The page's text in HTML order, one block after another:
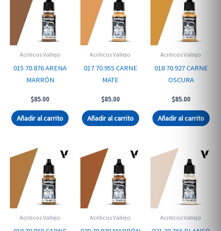
Acrilicos Vallejo
015 70.876 ARENA
MARRÓN
$85.00
Añadir al carrito
Acrilicos Vallejo
017 70.955 CARNE
MATE
$85.00
Añadir al carrito
Acrilicos Vallejo
018 70.927 CARNE
OSCURA
$85.00
Añadir al carrito
Acrilicos Vallejo Acrilicos Vallejo Acrilicos Vallejo